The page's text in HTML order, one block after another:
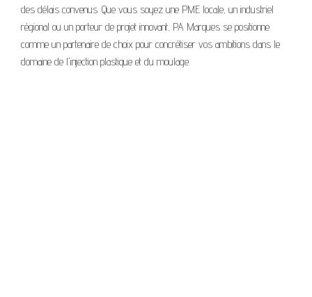
des délais convenus. Que vous soyez une PME locale, un industriel
régional ou un porteur de projet innovant, PA Marques se positionne
comme un partenaire de choix pour concrétiser vos ambitions dans le
domaine de l'injection plastique et du moulage.